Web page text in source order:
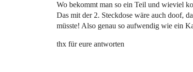
Wo bekommt man so ein Teil und wieviel
Das mit der 2. Steckdose wäre auch doof,
müsste! Also genau so aufwendig wie ein
thx für eure antworten